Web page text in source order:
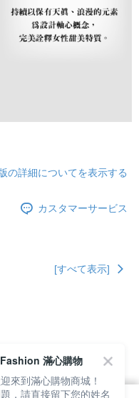
の詳細についてを表示する
カスタマーサービス
[すべて表示]
全体のランキング
滿心購物
來到滿心購物商城！
，請直接留下您的姓名